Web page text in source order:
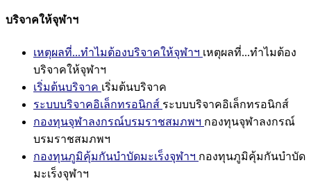
บริจาคให้จุฬาฯ
เหตุผลที่...ทำไมต้องบริจาคให้จุฬาฯ เหตุผลที่...ทำไมต้อง
บริจาคให้จุฬาฯ
เริ่มต้นบริจาค เริ่มต้นบริจาค
ระบบบริจาคอิเล็กทรอนิกส์ ระบบบริจาคอิเล็กทรอนิกส์
กองทุนจุฬาลงกรณ์บรมราชสมภพฯ กองทุนจุฬาลงกรณ์
บรมราชสมภพฯ
กองทุนภูมิคุ้มกันบำบัดมะเร็งจุฬาฯ กองทุนภูมิคุ้มกันบำบัด
มะเร็งจุฬาฯ